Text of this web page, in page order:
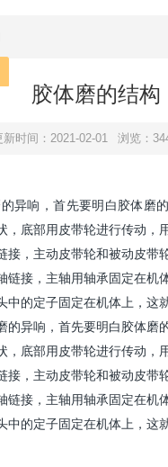
胶体磨的结构
新时间：2021-02-01 浏览：
异响，首先要明白胶体磨
，底部用皮带轮进行传动，
接，主动皮带轮和被动皮带
链接，主轴用轴承固定在机
中的定子固定在机体上，这
的异响，首先要明白胶体磨
，底部用皮带轮进行传动，
接，主动皮带轮和被动皮带
链接，主轴用轴承固定在机
中的定子固定在机体上，这